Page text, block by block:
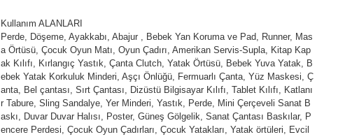
Kullanım ALANLARI
Perde, Döşeme, Ayakkabı, Abajur , Bebek Yan Koruma ve Pad, Runner, Mas
a Örtüsü, Çocuk Oyun Matı, Oyun Çadırı, Amerikan Servis-Supla, Kitap Kap
ak Kılıfı, Kırlangıç Yastık, Çanta Clutch, Yatak Örtüsü, Bebek Yuva Yatak, B
ebek Yatak Korkuluk Minderi, Aşçı Önlüğü, Fermuarlı Çanta, Yüz Maskesi, Ç
anta, Bel çantası, Sırt Çantası, Dizüstü Bilgisayar Kılıfı, Tablet Kılıfı, Katlanı
r Tabure, Sling Sandalye, Yer Minderi, Yastık, Perde, Mini Çerçeveli Sanat B
askı, Duvar Duvar Halısı, Poster, Güneş Gölgelik, Sanat Çantası Baskılar, P
encere Perdesi, Çocuk Oyun Çadırları, Çocuk Yatakları, Yatak örtüleri, Evcil